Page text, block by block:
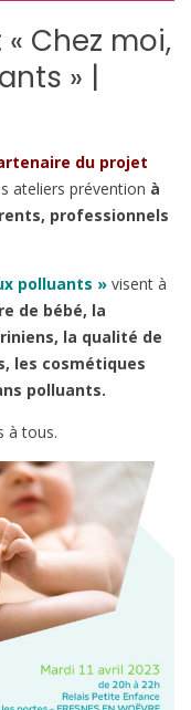
« Chez moi,
» |
du projet
ateliers prévention à
professionnels
polluants » visent à
de bébé, la
la qualité de
les cosmétiques
polluants.
à tous.